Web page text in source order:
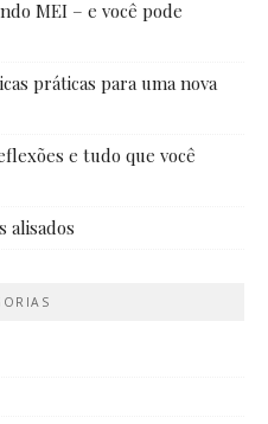
MEI – e você pode
práticas para uma nova
e tudo que você
alisados